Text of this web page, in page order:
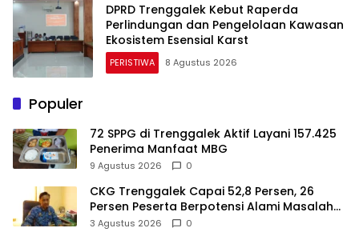
DPRD Trenggalek Kebut Raperda
Perlindungan dan Pengelolaan Kawasan
Ekosistem Esensial Karst
PERISTIWA 8 Agustus 2026
Populer
72 SPPG di Trenggalek Aktif Layani 157.425
Penerima Manfaat MBG
9 Agustus 2026 0
CKG Trenggalek Capai 52,8 Persen, 26
Persen Peserta Berpotensi Alami Masalah
Kejiwaan
3 Agustus 2026 0